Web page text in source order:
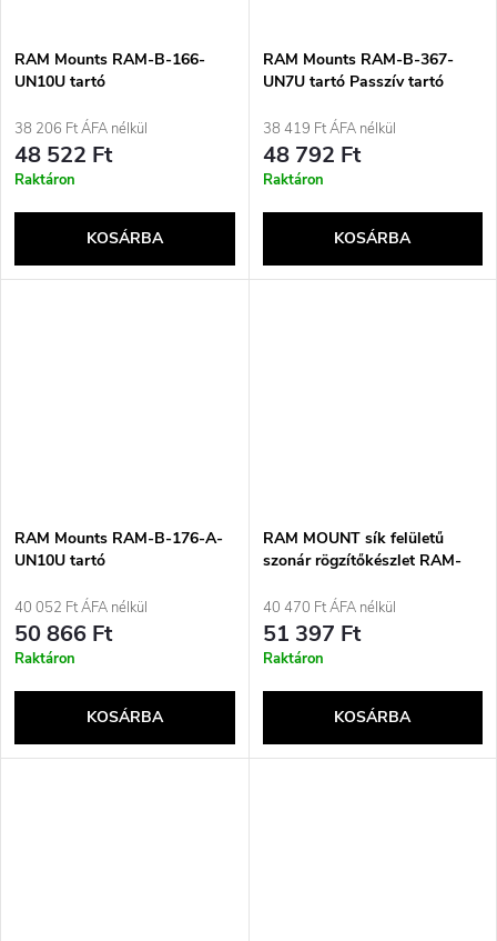
RAM Mounts RAM-B-166-
UN10U tartó
fekete
38 206 Ft ÁFA nélkül
48 522 Ft
Raktáron
KOSÁRBA
RAM Mounts RAM-B-367-
UN7U tartó Passzív tartó
Fekete
38 419 Ft ÁFA nélkül
48 792 Ft
Raktáron
KOSÁRBA
RAM Mounts RAM-B-176-A-
UN10U tartó
fekete aktív tartó
40 052 Ft ÁFA nélkül
50 866 Ft
Raktáron
KOSÁRBA
RAM MOUNT sík felületű
szonár rögzítőkészlet RAM-
40 470 Ft ÁFA nélkül
51 397 Ft
Raktáron
KOSÁRBA